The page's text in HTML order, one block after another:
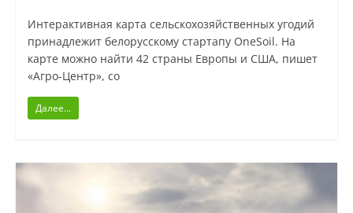
Интерактивная карта сельскохозяйственных угодий
принадлежит белорусскому стартапу OneSoil. На
карте можно найти 42 страны Европы и США, пишет
«Агро-Центр», со
Далее...